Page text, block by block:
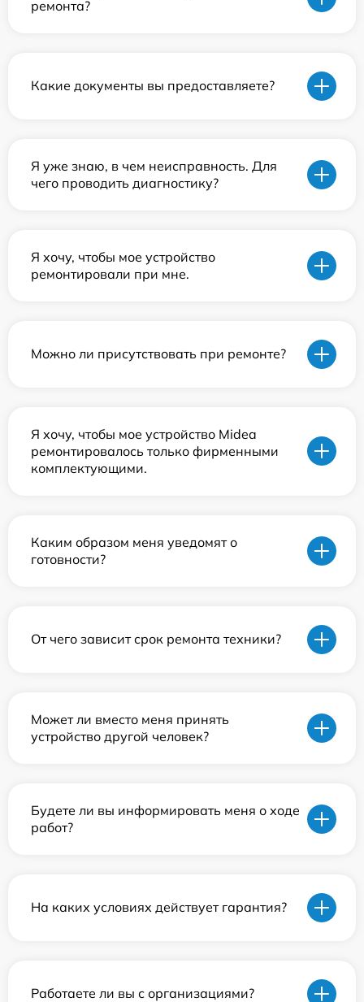
ремонта?
Какие документы вы предоставляете?
Я уже знаю, в чем неисправность. Для
чего проводить диагностику?
Я хочу, чтобы мое устройство
ремонтировали при мне.
Можно ли присутствовать при ремонте?
Я хочу, чтобы мое устройство Midea
ремонтировалось только фирменными
комплектующими.
Каким образом меня уведомят о
готовности?
От чего зависит срок ремонта техники?
Может ли вместо меня принять
устройство другой человек?
Будете ли вы информировать меня о ходе
работ?
На каких условиях действует гарантия?
Работаете ли вы с организациями?